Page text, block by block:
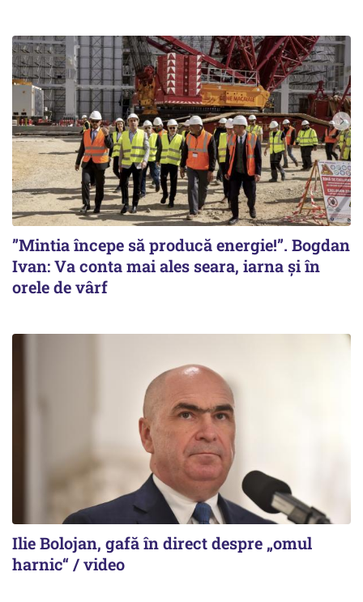
”Mintia începe să producă energie!”. Bogdan
Ivan: Va conta mai ales seara, iarna și în
orele de vârf
Ilie Bolojan, gafă în direct despre „omul
harnic“ / video